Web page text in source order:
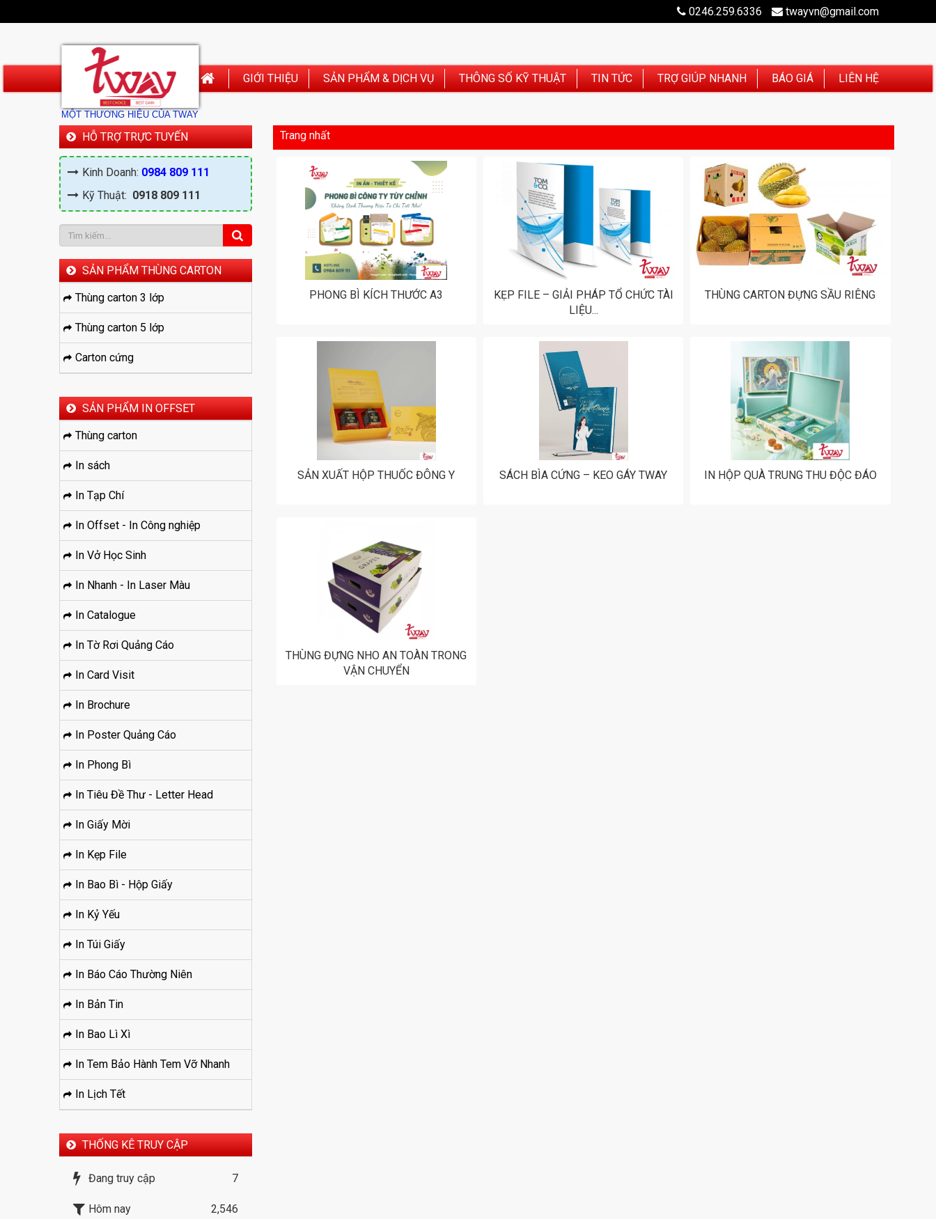
0246.259.6336 twayvn@gmail.com
MỘT THƯƠNG HIỆU CỦA TWAY
GIỚI THIỆU SẢN PHẨM & DỊCH VỤ THÔNG SỐ KỸ THUẬT TIN TỨC TRỢ GIÚP NHANH BÁO GIÁ LIÊN HỆ
Trang nhất
PHONG BÌ KÍCH THƯỚC A3
KẸP FILE – GIẢI PHÁP TỔ CHỨC TÀI
LIỆU...
THÙNG CARTON ĐỰNG SẦU RIÊNG
SẢN XUẤT HỘP THUỐC ĐÔNG Y SÁCH BÌA CỨNG – KEO GÁY TWAY IN HỘP QUÀ TRUNG THU ĐỘC ĐÁO
THÙNG ĐỰNG NHO AN TOÀN TRONG
VẬN CHUYỂN
HỖ TRỢ TRỰC TUYẾN
Kinh Doanh: 0984 809 111
Kỹ Thuật: 0918 809 111
SẢN PHẨM THÙNG CARTON
Thùng carton 3 lớp
Thùng carton 5 lớp
Carton cứng
SẢN PHẨM IN OFFSET
Thùng carton
In sách
In Tạp Chí
In Offset - In Công nghiệp
In Vở Học Sinh
In Nhanh - In Laser Màu
In Catalogue
In Tờ Rơi Quảng Cáo
In Card Visit
In Brochure
In Poster Quảng Cáo
In Phong Bì
In Tiêu Đề Thư - Letter Head
In Giấy Mời
In Kẹp File
In Bao Bì - Hộp Giấy
In Kỷ Yếu
In Túi Giấy
In Báo Cáo Thường Niên
In Bản Tin
In Bao Lì Xì
In Tem Bảo Hành Tem Vỡ Nhanh
In Lịch Tết
THỐNG KÊ TRUY CẬP
Đang truy cập 7
Hôm nay
2,546